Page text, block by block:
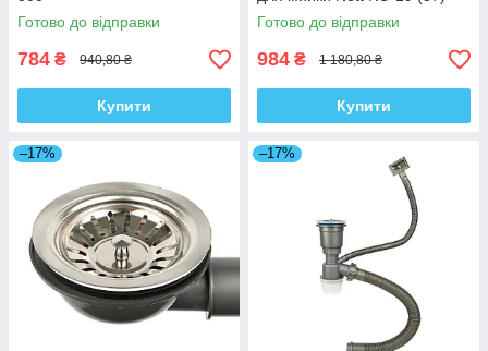
Готово до відправки
784 ₴ 940,80 ₴
Купити
Готово до відправки
984 ₴ 1 180,80 ₴
Купити
–17% –17%